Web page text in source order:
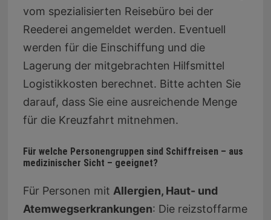
vom spezialisierten Reisebüro bei der
Reederei angemeldet werden. Eventuell
werden für die Einschiffung und die
Lagerung der mitgebrachten Hilfsmittel
Logistikkosten berechnet. Bitte achten Sie
darauf, dass Sie eine ausreichende Menge
für die Kreuzfahrt mitnehmen.
Für welche Personengruppen sind Schiffreisen – aus
medizinischer Sicht – geeignet?
Für Personen mit Allergien, Haut- und
Atemwegserkrankungen: Die reizstoffarme